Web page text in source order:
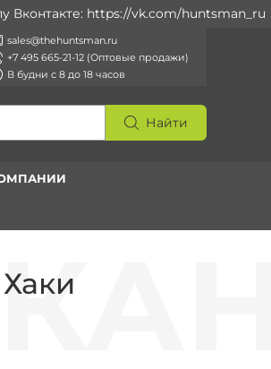
https://vk.com/huntsman_ru
sales@thehuntsman.ru
+7 495 665-21-12 (Оптовые продажи)
В будни с 8 до 18 часов
Найти